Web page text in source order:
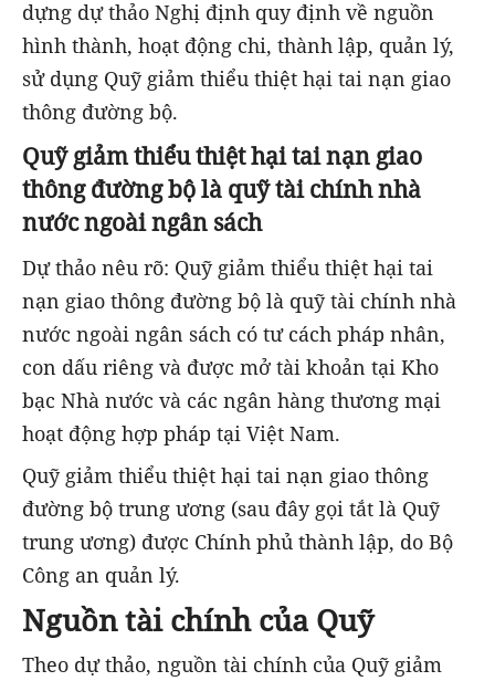
dựng dự thảo Nghị định quy định về nguồn
hình thành, hoạt động chi, thành lập, quản lý,
sử dụng Quỹ giảm thiểu thiệt hại tai nạn giao
thông đường bộ.
Quỹ giảm thiểu thiệt hại tai nạn giao
thông đường bộ là quỹ tài chính nhà
nước ngoài ngân sách
Dự thảo nêu rõ: Quỹ giảm thiểu thiệt hại tai
nạn giao thông đường bộ là quỹ tài chính nhà
nước ngoài ngân sách có tư cách pháp nhân,
con dấu riêng và được mở tài khoản tại Kho
bạc Nhà nước và các ngân hàng thương mại
hoạt động hợp pháp tại Việt Nam.
Quỹ giảm thiểu thiệt hại tai nạn giao thông
đường bộ trung ương (sau đây gọi tắt là Quỹ
trung ương) được Chính phủ thành lập, do Bộ
Công an quản lý.
Nguồn tài chính của Quỹ
Theo dự thảo, nguồn tài chính của Quỹ giảm